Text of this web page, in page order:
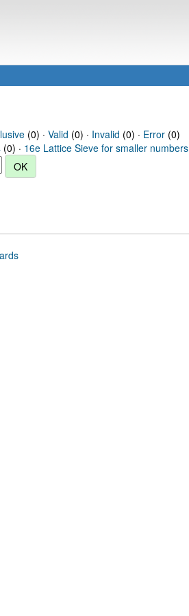
(0) · Valid (0) · Invalid (0) · Error(0)
(0) · 16e Lattice Sieve for smaller numbers